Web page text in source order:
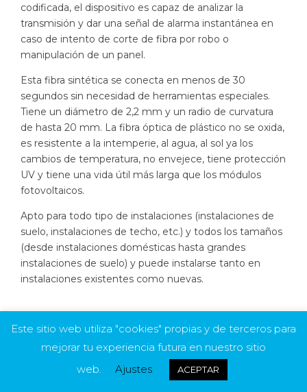
codificada, el dispositivo es capaz de analizar la
transmisión y dar una señal de alarma instantánea en
caso de intento de corte de fibra por robo o
manipulación de un panel.
Esta fibra sintética se conecta en menos de 30
segundos sin necesidad de herramientas especiales.
Tiene un diámetro de 2,2 mm y un radio de curvatura
de hasta 20 mm. La fibra óptica de plástico no se oxida,
es resistente a la intemperie, al agua, al sol ya los
cambios de temperatura, no envejece, tiene protección
UV y tiene una vida útil más larga que los módulos
fotovoltaicos.
Apto para todo tipo de instalaciones (instalaciones de
suelo, instalaciones de techo, etc.) y todos los tamaños
(desde instalaciones domésticas hasta grandes
instalaciones de suelo) y puede instalarse tanto en
instalaciones existentes como nuevas.
Este sitio web utiliza "cookies" propias y de terceros para
mejorar tu experiencia futura en nuestro sitio
web.
Ajustes ACEPTAR